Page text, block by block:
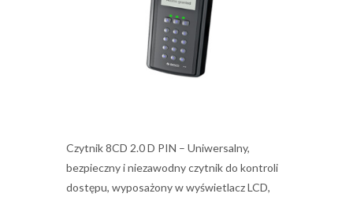
Czytnik 8CD 2.0 D PIN – Uniwersalny,
bezpieczny i niezawodny czytnik do kontroli
dostępu, wyposażony w wyświetlacz LCD,